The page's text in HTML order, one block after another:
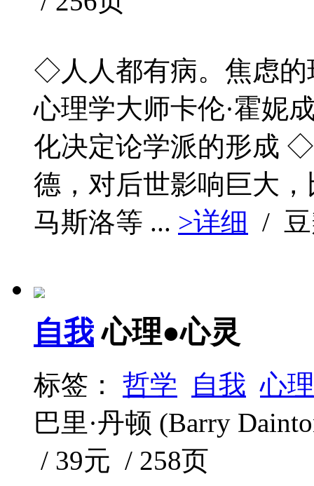
◇人人都有病。焦虑
心理学大师卡伦·霍妮
化决定论学派的形成
德，对后世影响巨大
马斯洛等 ... >详细 /
自我 心理●心灵
标签： 哲学 自我 心理
巴里·丹顿 (Barry
/ 39元 / 258页